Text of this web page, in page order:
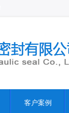
客户案例